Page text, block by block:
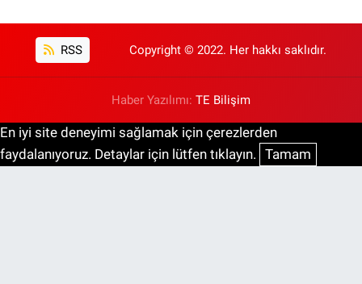
RSS Copyright © 2022. Her hakkı saklıdır.
Haber Yazılımı: TE Bilişim
En iyi site deneyimi sağlamak için çerezlerden
faydalanıyoruz. Detaylar için lütfen tıklayın. Tamam